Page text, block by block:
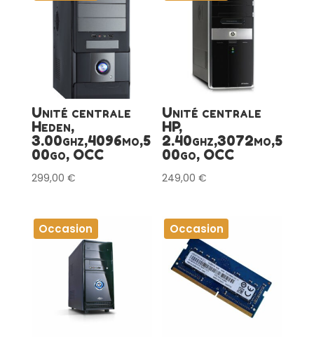
Unité centrale
Heden,
3.00ghz,4096mo,5
00go, OCC
299,00 €
Unité centrale
HP,
2.40ghz,3072mo,5
00go, OCC
249,00€
Occasion Occasion